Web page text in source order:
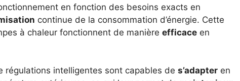
en fonction des besoins exacts en
continue de la consommation d’énergie. Cette
à chaleur fonctionnent de manière efficaceen
régulations intelligentes sont capables de s’adapteren